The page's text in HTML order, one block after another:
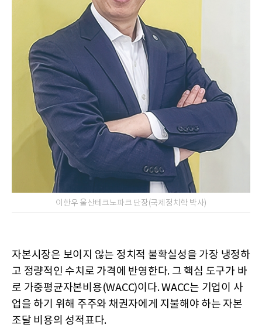
이한우 울산테크노파크 단장(국제정치학 박사)
자본시장은 보이지 않는 정치적 불확실성을 가장 냉정하
고 정량적인 수치로 가격에 반영한다. 그 핵심 도구가 바
로 가중평균자본비용(WACC)이다. WACC는 기업이 사
업을 하기 위해 주주와 채권자에게 지불해야 하는 자본
조달 비용의 성적표다.